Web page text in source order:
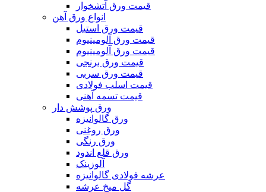
قیمت ورق آتشخوار
انواع ورق آهن
قیمت ورق استیل
قیمت ورق آلومینیوم
قیمت ورق آلومینیوم
قیمت ورق برنجی
قیمت ورق سربی
قیمت اسلب فولادی
قیمت تسمه آهنی
ورق پوشش دار
ورق گالوانیزه
ورق روغنی
ورق رنگی
ورق قلع اندود
آلوزینک
عرشه فولادی گالوانیزه
گل میخ عرشه